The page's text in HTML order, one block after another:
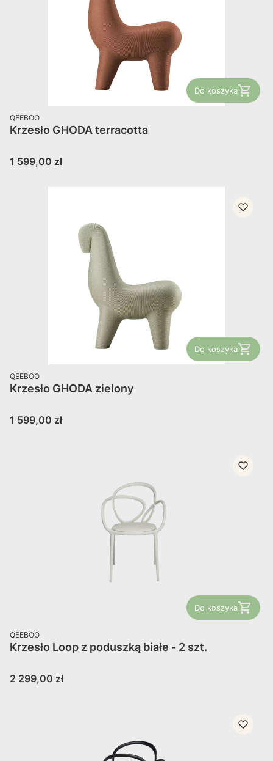
Do koszyka
PRODUCENT
QEEBOO
Krzesło GHODA terracotta
Cena
1 599,00 zł
Do koszyka
PRODUCENT
QEEBOO
Krzesło GHODA zielony
Cena
1 599,00 zł
Do koszyka
PRODUCENT
QEEBOO
Krzesło Loop z poduszką białe - 2 szt.
Cena
2 299,00 zł